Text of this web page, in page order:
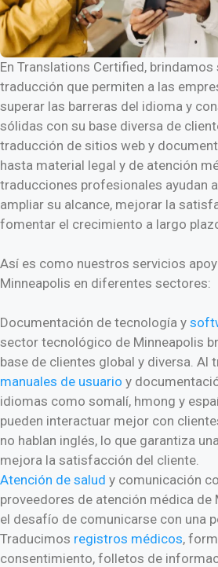
En Translations Certified,
traducción que permiten a las
superar las barreras del idioma y
sólidas con su base diversa de
traducción de sitios web y
hasta material legal y de atención
traducciones profesionales ayudan
ampliar su alcance, mejorar la
fomentar el crecimiento a largo
Así es como nuestros servicios
Minneapolis en diferentes sectores:
Documentación de tecnología y
sector tecnológico de Minneapolis
base de clientes global y diversa. Al
manuales de usuario y
idiomas como somalí, hmong y
pueden interactuar mejor con
no hablan inglés, lo que garantiza
mejora la satisfacción del cliente.
Atención de salud y comunicación
proveedores de atención médica de
el desafío de comunicarse con una
Traducimos registros médicos,
consentimiento, folletos de